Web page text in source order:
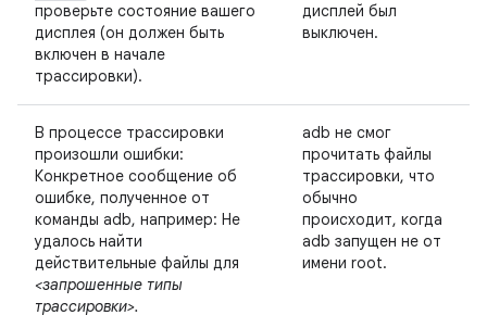
проверьте состояние вашего
дисплея (он должен быть
включен в начале
трассировки).
дисплей был
выключен.
В процессе трассировки
произошли ошибки:
Конкретное сообщение об
ошибке, полученное от
команды adb, например: Не
удалось найти
действительные файлы для
<запрошенные типы
трассировки>.
adb не смог
прочитать файлы
трассировки, что
обычно
происходит, когда
adb запущен не от
имени root.